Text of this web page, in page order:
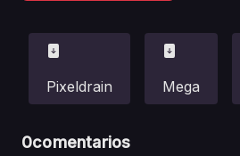
Pixeldrain Mega
0comentarios